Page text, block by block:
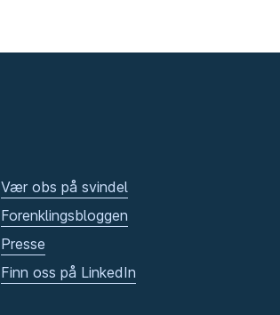
Vær obs på svindel
Forenklingsbloggen
Presse
Finn oss på LinkedIn